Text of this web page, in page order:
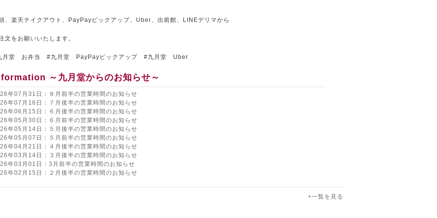
、楽天テイクアウト、PayPayピックアップ、Uber、出前館、LINEデリマから
文をお願いいたします。
月堂 お弁当 #九月堂 PayPayピックアップ #九月堂 Uber
～九月堂からのお知らせ～
年07月31日：８月前半の営業時間のお知らせ
年07月16日：７月後半の営業時間のお知らせ
年06月15日：６月後半の営業時間のお知らせ
年05月30日：６月前半の営業時間のお知らせ
年05月14日：５月後半の営業時間のお知らせ
年05月07日：５月前半の営業時間のお知らせ
年04月21日：４月後半の営業時間のお知らせ
年03月14日：３月後半の営業時間のお知らせ
年03月01日：3月前半の営業時間のお知らせ
年02月15日：２月後半の営業時間のお知らせ
+一覧を見る